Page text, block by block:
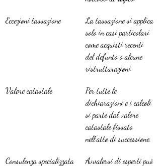
Eccezioni tassazione
La tassazione si applica
solo in casi particolari
come acquisti recenti
del defunto o alcune
ristrutturazioni.
Valore catastale
Per tutte le
dichiarazioni e i calcoli
si parte dal valore
catastale fissato
nell’atto di successione.
Consulenza specializzata
Avvalersi di esperti può